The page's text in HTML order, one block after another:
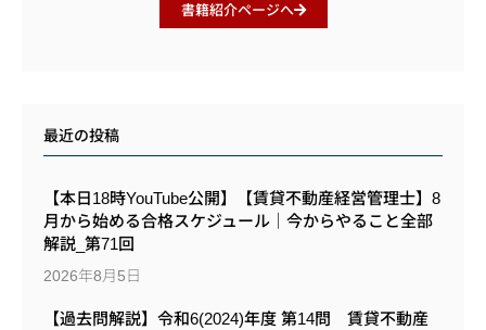
書籍紹介ページへ
最近の投稿
【本日18時YouTube公開】【賃貸不動産経営管理士】8
月から始める合格スケジュール｜今からやること全部
解説_第71回
2026年8月5日
【過去問解説】令和6(2024)年度 第14問 賃貸不動産